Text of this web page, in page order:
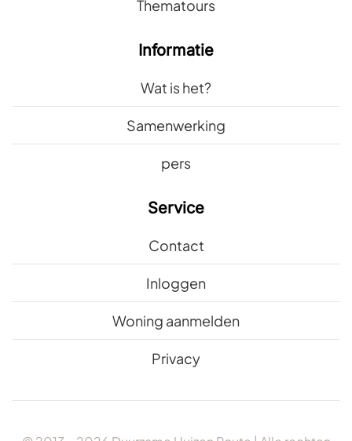
Thematours
Informatie
Wat is het?
Samenwerking
pers
Service
Contact
Inloggen
Woning aanmelden
Privacy